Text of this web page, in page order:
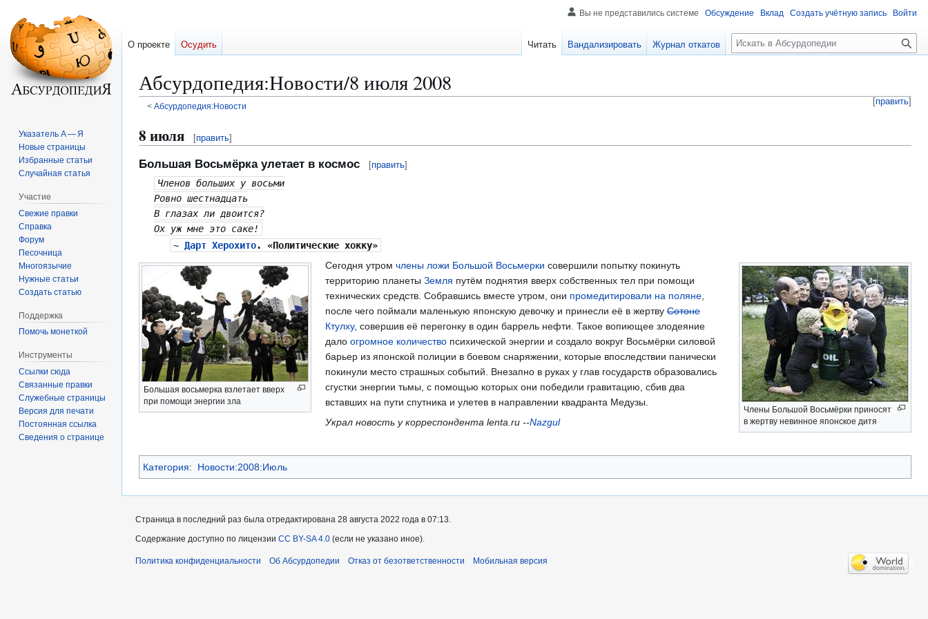
Абсурдопедия:Новости/8 июля 2008
[править]
< Абсурдопедия:Новости
Перейти
к
навигации
Перейти
к
поиску
8 июля [править]
Большая Восьмёрка улетает в космос [править]
Членов больших у восьми
Ровно шестнадцать
В глазах ли двоится?
Ох уж мне это саке!
~ Дарт Херохито. «Политические хокку»
Члены Большой Восьмëрки приносят
в жертву невинное японское дитя
Большая восьмерка взлетает вверх
при помощи энергии зла
Сегодня утром члены ложи Большой Восьмерки совершили попытку покинуть
территорию планеты Земля путëм поднятия вверх собственных тел при помощи
технических средств. Собравшись вместе утром, они промедитировали на поляне,
после чего поймали маленькую японскую девочку и принесли еë в жертвуСотоне
Ктулху, совершив еë перегонку в один баррель нефти. Такое вопиющее злодеяние
дало огромное количествопсихической энергии и создало вокруг Восьмëрки силовой
барьер из японской полиции в боевом снаряжении, которые впоследствии панически
покинули место страшных событий. Внезапно в руках у глав государств образовались
сгустки энергии тьмы, с помощью которых они победили гравитацию, сбив два
вставших на пути спутника и улетев в направлении квадранта Медузы.
Украл новость у корреспондента lenta.ru --Nazgul
Категория: Новости:2008:Июль
Вы не представились системе Обсуждение Вклад Создать учётную запись Войти
О проекте Осудить Читать Вандализировать Журнал откатов
П
о
к
Указатель А — Я
Новые страницы
Избранные статьи
Случайная статья
Участие
Свежие правки
Справка
Форум
Песочница
Многоязычие
Нужные статьи
Создать статью
Поддержка
Помочь монеткой
Инструменты
Ссылки сюда
Связанные правки
Служебные страницы
Версия для печати
Постоянная ссылка
Сведения о странице
Страница в последний раз была отредактирована 28 августа 2022 года в 07:13.
Содержание доступно по лицензии CC BY-SA 4.0 (если не указано иное).
Политика конфиденциальности Об Абсурдопедии Отказ от безответственности Мобильная версия